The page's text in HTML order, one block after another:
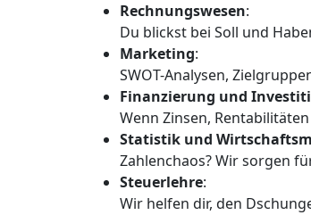
Rechnungswesen:
Du blickst bei Soll und
Marketing:
SWOT-Analysen,
Finanzierung und
Wenn Zinsen,
Statistik und
Zahlenchaos? Wir sorgen
Steuerlehre:
Wir helfen dir, den